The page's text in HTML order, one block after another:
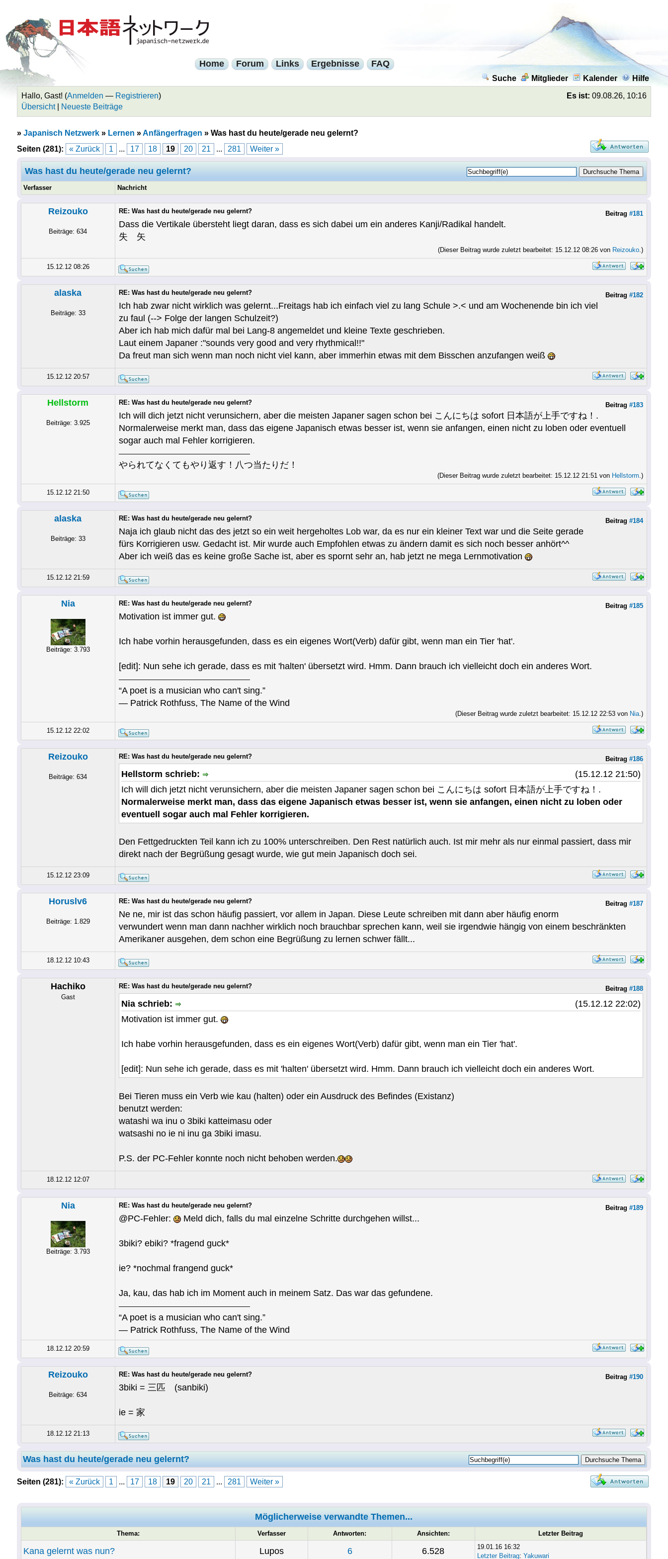
Home Forum Links Ergebnisse FAQ
Suche Mitglieder Kalender Hilfe
Es ist: 09.08.26, 10:16
Hallo, Gast! (Anmelden — Registrieren)
Übersicht| Neueste Beiträge
» Japanisch Netzwerk» Lernen »Anfängerfragen » Was hast du heute/gerade neu gelernt?
Seiten (281):
« Zurück 1 ... 17 18 19 20 21 ... 281 Weiter »
Was hast du heute/gerade neu gelernt?
Verfasser Nachricht
Reizouko
Beiträge: 634
Beitrag #181
RE: Was hast du heute/gerade neu gelernt?
Dass die Vertikale übersteht liegt daran, dass es sich dabei um ein anderes Kanji/Radikal handelt.
失 矢
(Dieser Beitrag wurde zuletzt bearbeitet: 15.12.12 08:26 von Reizouko.)
15.12.12 08:26
alaska
Beiträge: 33
Beitrag #182
RE: Was hast du heute/gerade neu gelernt?
Ich hab zwar nicht wirklich was gelernt...Freitags hab ich einfach viel zu lang Schule >.< und am Wochenende bin ich viel
zu faul (--> Folge der langen Schulzeit?)
Aber ich hab mich dafür mal bei Lang-8 angemeldet und kleine Texte geschrieben.
Laut einem Japaner :"sounds very good and very rhythmical!!"
Da freut man sich wenn man noch nicht viel kann, aber immerhin etwas mit dem Bisschen anzufangen weiß
15.12.12 20:57
Hellstorm
Beiträge: 3.925
Beitrag #183
RE: Was hast du heute/gerade neu gelernt?
Ich will dich jetzt nicht verunsichern, aber die meisten Japaner sagen schon bei こんにちは sofort 日本語が上手ですね！.
Normalerweise merkt man, dass das eigene Japanisch etwas besser ist, wenn sie anfangen, einen nicht zu loben oder eventuell
sogar auch mal Fehler korrigieren.
やられてなくてもやり返す！八つ当たりだ！
(Dieser Beitrag wurde zuletzt bearbeitet: 15.12.12 21:51 von Hellstorm.)
15.12.12 21:50
alaska
Beiträge: 33
Beitrag #184
RE: Was hast du heute/gerade neu gelernt?
Naja ich glaub nicht das des jetzt so ein weit hergeholtes Lob war, da es nur ein kleiner Text war und die Seite gerade
fürs Korrigieren usw. Gedacht ist. Mir wurde auch Empfohlen etwas zu ändern damit es sich noch besser anhört^^
Aber ich weiß das es keine große Sache ist, aber es spornt sehr an, hab jetzt ne mega Lernmotivation
15.12.12 21:59
Nia
Beiträge: 3.793
Beitrag #185
RE: Was hast du heute/gerade neu gelernt?
Motivation ist immer gut.
Ich habe vorhin herausgefunden, dass es ein eigenes Wort(Verb) dafür gibt, wenn man ein Tier 'hat'.
[edit]: Nun sehe ich gerade, dass es mit 'halten' übersetzt wird. Hmm. Dann brauch ich vielleicht doch ein anderes Wort.
“A poet is a musician who can't sing.”
― Patrick Rothfuss, The Name of the Wind
(Dieser Beitrag wurde zuletzt bearbeitet: 15.12.12 22:53 von Nia.)
15.12.12 22:02
Reizouko
Beiträge: 634
Beitrag #186
RE: Was hast du heute/gerade neu gelernt?
(15.12.12 21:50)
Hellstorm schrieb:
Ich will dich jetzt nicht verunsichern, aber die meisten Japaner sagen schon bei こんにちは sofort 日本語が上手ですね！.
Normalerweise merkt man, dass das eigene Japanisch etwas besser ist, wenn sie anfangen, einen nicht zu loben oder
eventuell sogar auch mal Fehler korrigieren.
Den Fettgedruckten Teil kann ich zu 100% unterschreiben. Den Rest natürlich auch. Ist mir mehr als nur einmal passiert, dass mir
direkt nach der Begrüßung gesagt wurde, wie gut mein Japanisch doch sei.
15.12.12 23:09
Horuslv6
Beiträge: 1.829
Beitrag #187
RE: Was hast du heute/gerade neu gelernt?
Ne ne, mir ist das schon häufig passiert, vor allem in Japan. Diese Leute schreiben mit dann aber häufig enorm
verwundert wenn man dann nachher wirklich noch brauchbar sprechen kann, weil sie irgendwie hängig von einem beschränkten
Amerikaner ausgehen, dem schon eine Begrüßung zu lernen schwer fällt...
18.12.12 10:43
Hachiko
Gast
Beitrag #188
RE: Was hast du heute/gerade neu gelernt?
(15.12.12 22:02)
Nia schrieb:
Motivation ist immer gut.
Ich habe vorhin herausgefunden, dass es ein eigenes Wort(Verb) dafür gibt, wenn man ein Tier 'hat'.
[edit]: Nun sehe ich gerade, dass es mit 'halten' übersetzt wird. Hmm. Dann brauch ich vielleicht doch ein anderes Wort.
Bei Tieren muss ein Verb wie kau (halten) oder ein Ausdruck des Befindes (Existanz)
benutzt werden:
watashi wa inu o 3biki katteimasu oder
watsashi no ie ni inu ga 3biki imasu.
P.S. der PC-Fehler konnte noch nicht behoben werden.
18.12.12 12:07
Nia
Beiträge: 3.793
Beitrag #189
RE: Was hast du heute/gerade neu gelernt?
@PC-Fehler: Meld dich, falls du mal einzelne Schritte durchgehen willst...
3biki? ebiki? *fragend guck*
ie? *nochmal frangend guck*
Ja, kau, das hab ich im Moment auch in meinem Satz. Das war das gefundene.
“A poet is a musician who can't sing.”
― Patrick Rothfuss, The Name of the Wind
18.12.12 20:59
Reizouko
Beiträge: 634
Beitrag #190
RE: Was hast du heute/gerade neu gelernt?
3biki = 三匹 (sanbiki)
ie = 家
18.12.12 21:13
Was hast du heute/gerade neu gelernt?
Seiten (281): « Zurück 1 ... 17 18 19 20 21 ... 281 Weiter »
Möglicherweise verwandte Themen...
Thema: Verfasser Antworten: Ansichten: Letzter Beitrag
Kana gelernt was nun? Lupos 6 6.528
19.01.16 16:32
Letzter Beitrag: Yakuwari